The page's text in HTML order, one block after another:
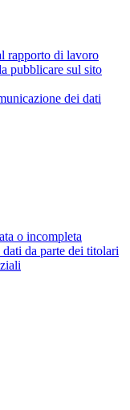
rapporto di lavoro
pubblicare sul sito
dei dati
o incompleta
da parte dei titolari